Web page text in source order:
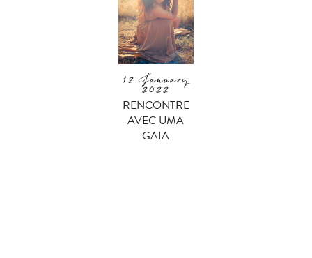
12 January
2022
RENCONTRE
AVEC UMA
GAIA